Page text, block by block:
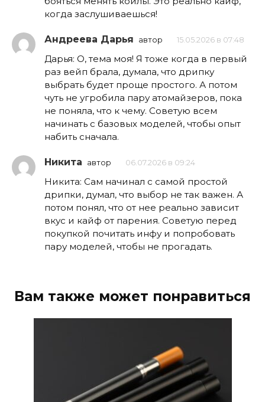
когда заслушиваешься!
Андреева Дарья автор 15.05.2026 в 07:48
Дарья: О, тема моя! Я тоже когда в первый
раз вейп брала, думала, что дрипку
выбрать будет проще простого. А потом
чуть не угробила пару атомайзеров, пока
не поняла, что к чему. Советую всем
начинать с базовых моделей, чтобы опыт
набить сначала.
Никита автор 06.07.2026 в 09:24
Никита: Сам начинал с самой простой
дрипки, думал, что выбор не так важен. А
потом понял, что от нее реально зависит
вкус и кайф от парения. Советую перед
покупкой почитать инфу и попробовать
пару моделей, чтобы не прогадать.
Вам также может понравиться